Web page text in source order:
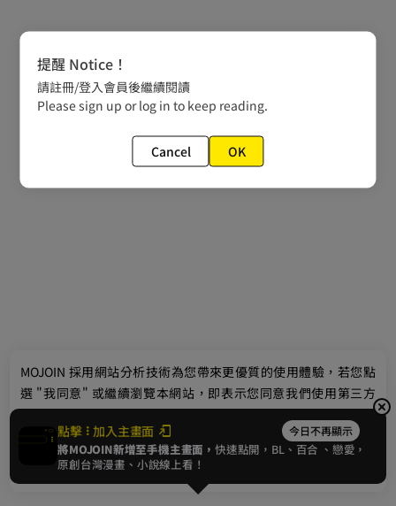
點擊 加入主畫面 今日不再顯示
將MOJOIN新增至手機主畫面，快速點開，BL、 百合 、戀愛，
原創台灣漫畫、小說線上看！
MOJOIN 採用網站分析技術為您帶來更優質的使用體驗，若您點
選 "我同意" 或繼續瀏覽本網站，即表示您同意我們使用第三方
Cookie，欲瞭解更多資訊請見隱私權政策。
我同意
提醒 Notice！
請註冊/登入會員後繼續閱讀
Please sign up or log in to keep reading.
Cancel OK